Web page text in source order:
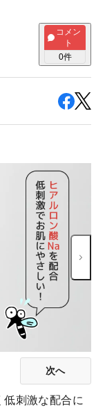
コメン
ト
0件
次へ
低刺激な配合に